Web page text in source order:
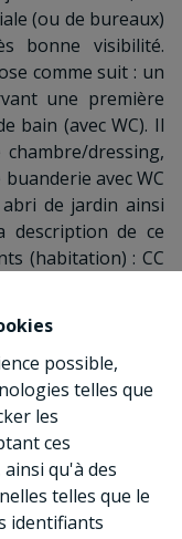
possible,
telles que
les
ces
qu'à des
telles que le
identifiants
(ou de bureaux)
bonne visibilité.
comme suit : un
une première
bain (avec WC). Il
dressing,
avec WC
de jardin ainsi
description de ce
(habitation) : CC
compteur gaz
et boite aux
offre à partir de
du propriétaire.